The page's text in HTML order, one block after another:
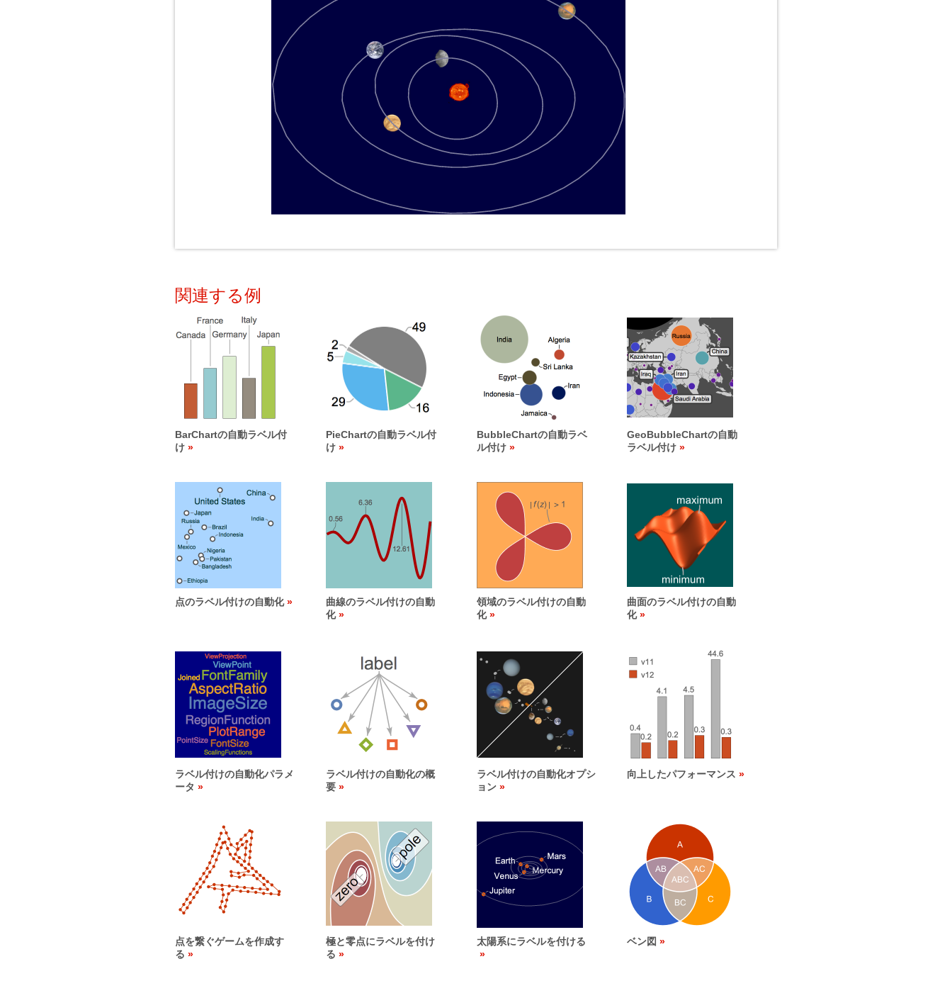
関連する例
BarChartの自動ラベル付
け
PieChartの自動ラベル付
け
BubbleChartの自動ラベ
ル付け
GeoBubbleChartの自動
ラベル付け
点のラベル付けの自動化
曲線のラベル付けの自動
化
領域のラベル付けの自動
化
曲面のラベル付けの自動
化
ラベル付けの自動化パラメ
ータ
ラベル付けの自動化の概
要
ラベル付けの自動化オプシ
ョン
向上したパフォーマンス
点を繋ぐゲームを作成す
る
極と零点にラベルを付け
る
太陽系にラベルを付ける ベン図